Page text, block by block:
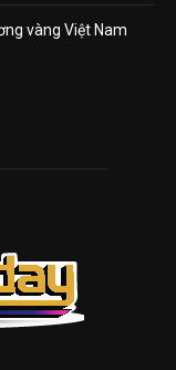
vàng Việt Nam